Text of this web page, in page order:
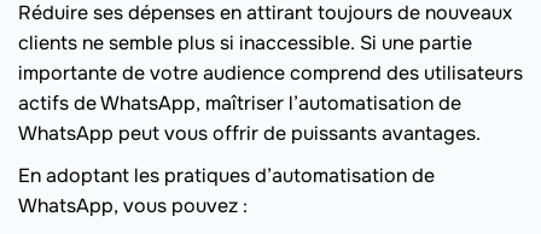
Réduire ses dépenses en attirant toujours de nouveaux
clients ne semble plus si inaccessible. Si une partie
importante de votre audience comprend des utilisateurs
actifs de WhatsApp, maîtriser l’automatisation de
WhatsApp peut vous offrir de puissants avantages.
En adoptant les pratiques d’automatisation de
WhatsApp, vous pouvez :